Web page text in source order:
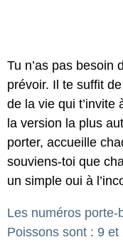
Tu n’as pas besoin
prévoir. Il te suffit
de la vie qui t’invite
la version la plus
porter, accueille
souviens-toi que
un simple oui à
Les numéros
Poissons sont : 9 et